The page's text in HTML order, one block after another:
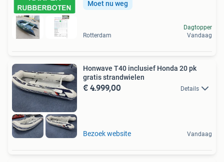
Moet nu weg
Rotterdam
Dagtopper
Vandaag
Honwave T40 inclusief Honda 20 pk
gratis strandwielen
€ 4.999,00 Details
Bezoek website Vandaag